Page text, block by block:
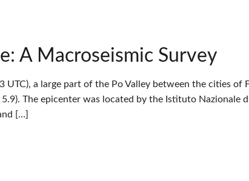
A Macroseismic Survey
a large part of the Po Valley between the cities of
The epicenter was located by the Istituto Nazionale
[…]